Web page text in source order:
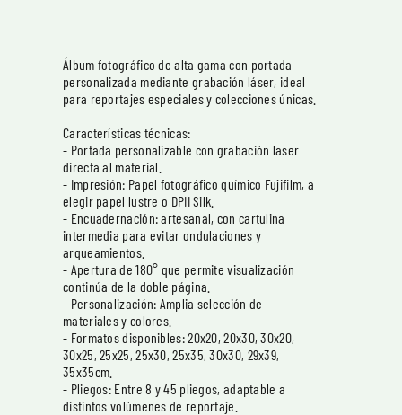
Álbum fotográfico de alta gama con portada
personalizada mediante grabación láser, ideal
para reportajes especiales y colecciones únicas.
Características técnicas:
- Portada personalizable con grabación laser
directa al material.
- Impresión: Papel fotográfico químico Fujifilm, a
elegir papel lustre o DPII Silk.
- Encuadernación: artesanal, con cartulina
intermedia para evitar ondulaciones y
arqueamientos.
- Apertura de 180° que permite visualización
continúa de la doble página.
- Personalización: Amplia selección de
materiales y colores.
- Formatos disponibles: 20x20, 20x30, 30x20,
30x25, 25x25, 25x30, 25x35, 30x30, 29x39,
35x35cm.
- Pliegos: Entre 8 y 45 pliegos, adaptable a
distintos volúmenes de reportaje.